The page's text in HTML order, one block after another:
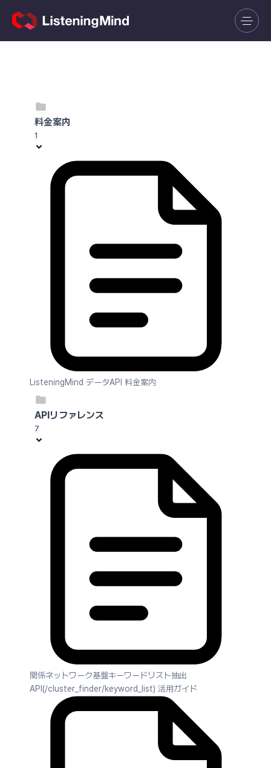
料金案内
1
ListeningMind データAPI 料金案内
APIリファレンス
7
関係ネットワーク基盤キーワードリスト抽出
API(/cluster_finder/keyword_list) 活用ガイド